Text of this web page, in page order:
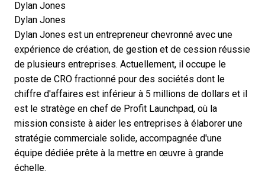
Dylan Jones
Dylan Jones
Dylan Jones est un entrepreneur chevronné avec une
expérience de création, de gestion et de cession réussie
de plusieurs entreprises. Actuellement, il occupe le
poste de CRO fractionné pour des sociétés dont le
chiffre d'affaires est inférieur à 5 millions de dollars et il
est le stratège en chef de Profit Launchpad, où la
mission consiste à aider les entreprises à élaborer une
stratégie commerciale solide, accompagnée d'une
équipe dédiée prête à la mettre en œuvre à grande
échelle.